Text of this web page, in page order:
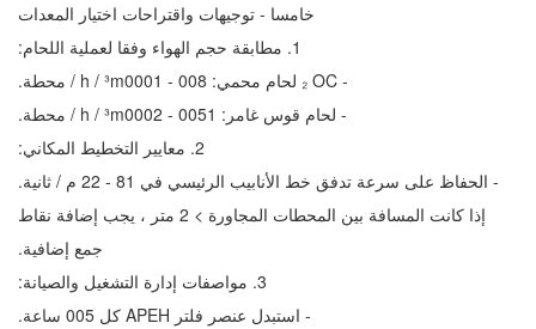
خامسا - توجيهات واقتراحات اختيار المعدات
1. مطابقة حجم الهواء وفقا لعملية اللحام:
- CO ₂ لحام محمي: 800 - 1000m³ / h / محطة.
- لحام قوس غامر: 1500 - 2000m³ / h / محطة.
2. معايير التخطيط المكاني:
- الحفاظ على سرعة تدفق خط الأنابيب الرئيسي في 18 - 22 م / ثانية.
إذا كانت المسافة بين المحطات المجاورة > 2 متر ، يجب إضافة نقاط
جمع إضافية.
3. مواصفات إدارة التشغيل والصيانة:
- استبدل عنصر فلتر HEPA كل 500 ساعة.